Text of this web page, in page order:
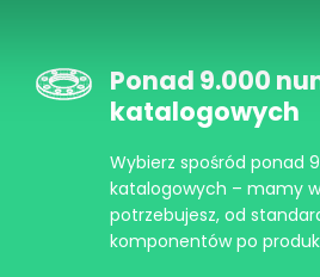
Ponad 9.000
katalogowych
Wybierz spośród ponad
katalogowych – mamy
potrzebujesz, od
komponentów po